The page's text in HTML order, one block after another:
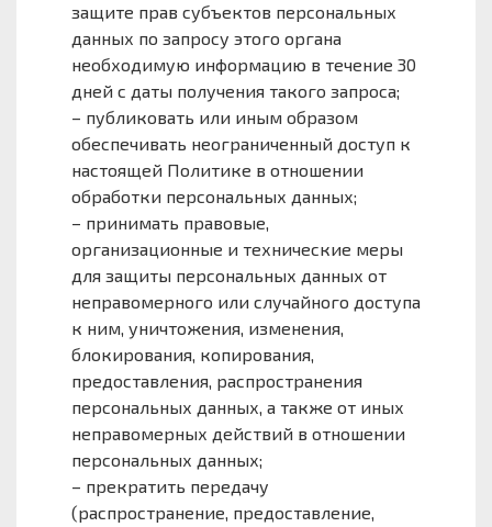
защите прав субъектов персональных
данных по запросу этого органа
необходимую информацию в течение 30
дней с даты получения такого запроса;
– публиковать или иным образом
обеспечивать неограниченный доступ к
настоящей Политике в отношении
обработки персональных данных;
– принимать правовые,
организационные и технические меры
для защиты персональных данных от
неправомерного или случайного доступа
к ним, уничтожения, изменения,
блокирования, копирования,
предоставления, распространения
персональных данных, а также от иных
неправомерных действий в отношении
персональных данных;
– прекратить передачу
(распространение, предоставление,